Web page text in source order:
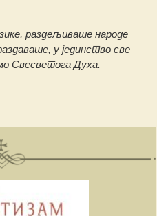
раздељиваше народе
у јединство све
Свесветога Духа.